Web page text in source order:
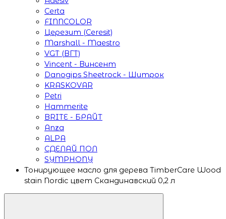
Certa
FINNCOLOR
Церезит (Ceresit)
Marshall - Maestro
VGT (ВГТ)
Vincent - Винсент
Danogips Sheetrock - Шитрок
KRASKOVAR
Petri
Hammerite
BRITE - БРАЙТ
Anza
ALPA
СДЕЛАЙ ПОЛ
SYMPHONY
Тонирующее масло для дерева TimberCare Wood
stain Nordic цвет Скандинавский 0,2 л